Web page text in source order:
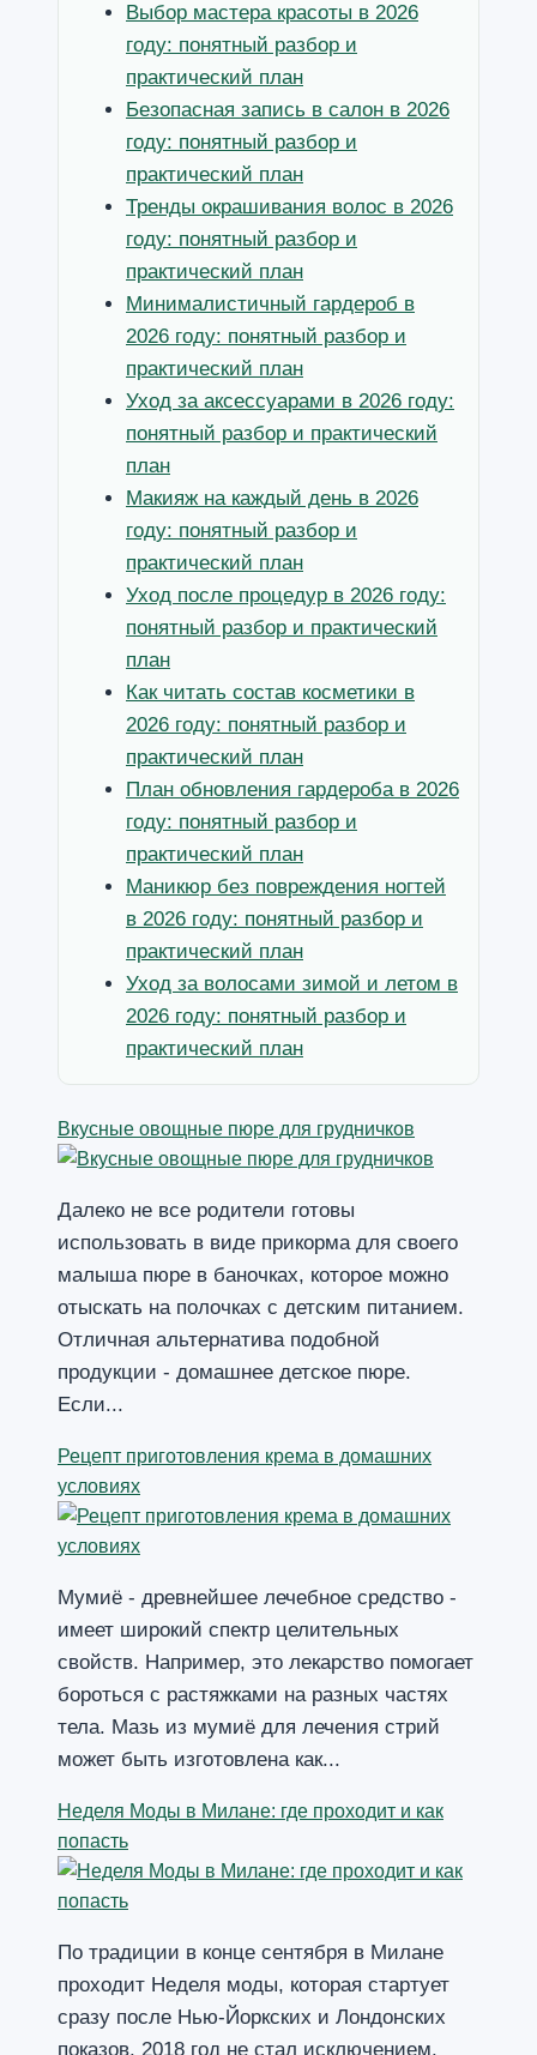
Выбор мастера красоты в 2026
году: понятный разбор и
практический план
Безопасная запись в салон в 2026
году: понятный разбор и
практический план
Тренды окрашивания волос в 2026
году: понятный разбор и
практический план
Минималистичный гардероб в
2026 году: понятный разбор и
практический план
Уход за аксессуарами в 2026 году:
понятный разбор и практический
план
Макияж на каждый день в 2026
году: понятный разбор и
практический план
Уход после процедур в 2026 году:
понятный разбор и практический
план
Как читать состав косметики в
2026 году: понятный разбор и
практический план
План обновления гардероба в 2026
году: понятный разбор и
практический план
Маникюр без повреждения ногтей
в 2026 году: понятный разбор и
практический план
Уход за волосами зимой и летом в
2026 году: понятный разбор и
практический план
Вкусные овощные пюре для грудничков
Далеко не все родители готовы
использовать в виде прикорма для своего
малыша пюре в баночках, которое можно
отыскать на полочках с детским питанием.
Отличная альтернатива подобной
продукции - домашнее детское пюре.
Если...
Рецепт приготовления крема в домашних
условиях
Мумиё - древнейшее лечебное средство -
имеет широкий спектр целительных
свойств. Например, это лекарство помогает
бороться с растяжками на разных частях
тела. Мазь из мумиё для лечения стрий
может быть изготовлена как...
Неделя Моды в Милане: где проходит и как
попасть
По традиции в конце сентября в Милане
проходит Неделя моды, которая стартует
сразу после Нью-Йоркских и Лондонских
показов. 2018 год не стал исключением.